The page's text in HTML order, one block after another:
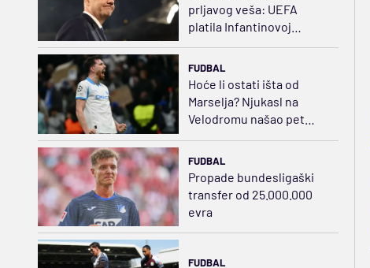
prljavog veša: UEFA
platila Infantinovoj
FUDBAL
Hoće li ostati išta od
Marselja? Njukasl na
Velodromu našao pet
FUDBAL
Propade bundesligaški
transfer od 25.000.000
evra
FUDBAL